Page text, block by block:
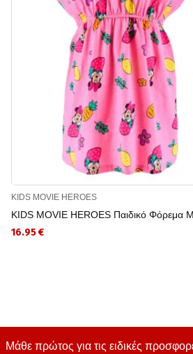
KIDS MOVIE HEROES
KIDS MOVIE HEROES Παιδικό Φόρεμα
16.95 €
Μάθε πρώτος για τις ειδικές